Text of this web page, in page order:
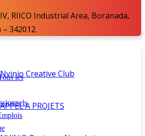
RIICO Industrial Area, Boranada,
342012.
les